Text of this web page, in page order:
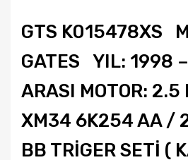
GTS K015478XS
GATES YIL: 1998
ARASI MOTOR: 2.5
XM34 6K254 AA /
BB TRİGER SETİ (